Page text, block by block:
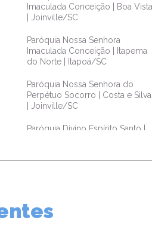
Imaculada Conceição | Boa Vista
| Joinville/SC
Paróquia Nossa Senhora
Imaculada Conceição | Itapema
do Norte | Itapoá/SC
Paróquia Nossa Senhora do
Perpétuo Socorro | Costa e Silva
| Joinville/SC
Paróquia Divino Espírito Santo |
Paróquia Nossa Senhora
Paróquia Sagrado Coração de
Jesus | Pirabeiraba | Joinville/SC